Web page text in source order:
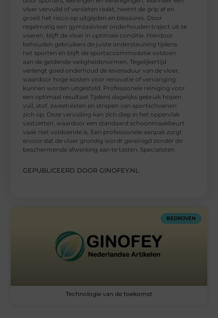
vloer vervuild of versleten raakt, neemt de grip af en
groeit het risico op uitglijden en blessures. Door
regelmatig een gymzaalvloer onderhouden traject uit te
voeren, blijft de vloer in optimale conditie. Hierdoor
behouden gebruikers de juiste ondersteuning tijdens
het sporten en blijft de sportaccommodatie voldoen
aan de geldende veiligheidsnormen. Tegelijkertijd
verlengt goed onderhoud de levensduur van de vloer,
waardoor hoge kosten voor renovatie of vervanging
kunnen worden uitgesteld. Professionele reiniging voor
een optimaal resultaat Tijdens dagelijks gebruik hopen
vuil, stof, zweetresten en strepen van sportschoenen
zich op. Deze vervuiling kan zich diep in het oppervlak
vastzetten, waardoor een standaard schoonmaakbeurt
vaak niet voldoende is. Een professionele aanpak zorgt
ervoor dat de vloer grondig wordt gereinigd zonder de
beschermende afwerking aan te tasten. Specialisten
GEPUBLICEERD DOOR GINOFEY.NL
BEDRIJVEN
Technologie van de toekomst